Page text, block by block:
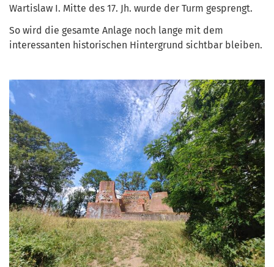
Wartislaw I. Mitte des 17. Jh. wurde der Turm gesprengt.
So wird die gesamte Anlage noch lange mit dem
interessanten historischen Hintergrund sichtbar bleiben.